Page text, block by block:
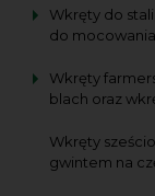
Wkręty do
do
Wkręty
blach oraz
Wkręty
gwintem na